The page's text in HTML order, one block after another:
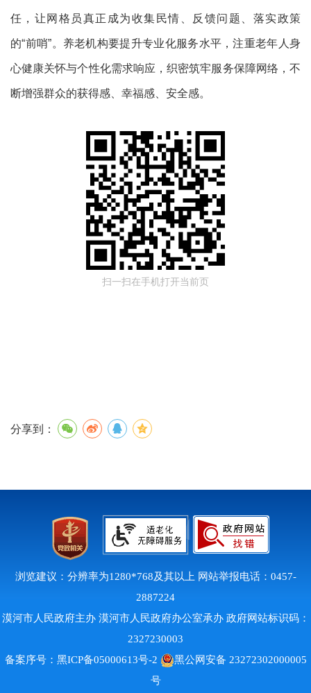
任，让网格员真正成为收集民情、反馈问题、落实政策
的“前哨”。养老机构要提升专业化服务水平，注重老年人身
心健康关怀与个性化需求响应，织密筑牢服务保障网络，不
断增强群众的获得感、幸福感、安全感。
扫一扫在手机打开当前页
分享到：
浏览建议：分辨率为1280*768及其以上 网站举报电话：0457-
2887224
漠河市人民政府主办 漠河市人民政府办公室承办 政府网站标识码：
2327230003
备案序号： 黑ICP备05000613号-2
黑公网安备 23272302000005
号